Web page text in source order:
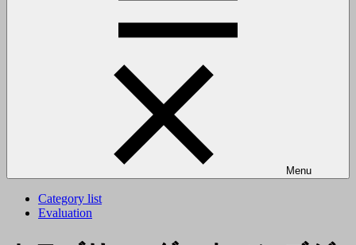
Menu
Category list
Evaluation